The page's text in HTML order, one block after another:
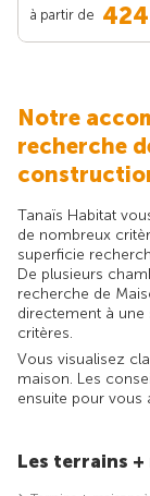
à partir de
Notre
recherche
Tanaïs Habitat
de nombreux
superficie
De plusieurs
recherche de
directement à
critères.
Vous visualisez
maison. Les
ensuite pour vous
Les terrains +